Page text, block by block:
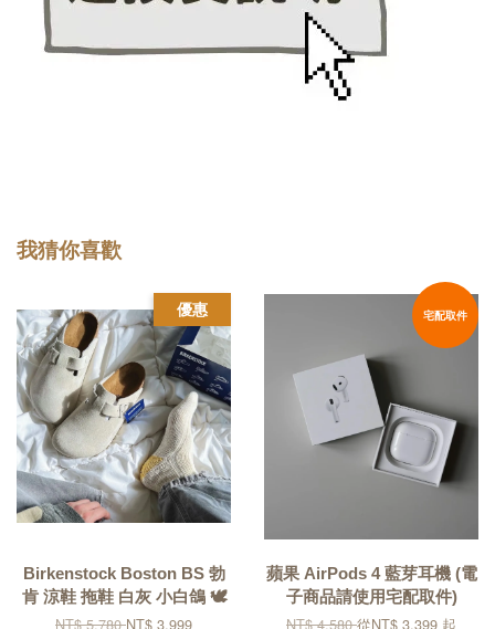
我猜你喜歡
優惠
Birkenstock Boston BS 勃
肯 涼鞋 拖鞋 白灰 小白鴿 🕊️
NT$ 5,780NT$ 3,999
宅配取件
蘋果 AirPods 4 藍芽耳機 (電
子商品請使用宅配取件)
NT$ 4,580從NT$ 3,399 起